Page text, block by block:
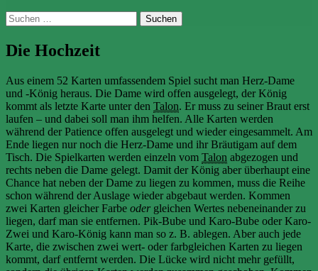
Suchen
nach:
Die Hochzeit
Aus einem 52 Karten umfassendem Spiel sucht man Herz-Dame
und -König heraus. Die Dame wird offen ausgelegt, der König
kommt als letzte Karte unter den Talon. Er muss zu seiner Braut erst
laufen – und dabei soll man ihm helfen. Alle Karten werden
während der Patience offen ausgelegt und wieder eingesammelt. Am
Ende liegen nur noch die Herz-Dame und ihr Bräutigam auf dem
Tisch. Die Spielkarten werden einzeln vom Talon abgezogen und
rechts neben die Dame gelegt. Damit der König aber überhaupt eine
Chance hat neben der Dame zu liegen zu kommen, muss die Reihe
schon während der Auslage wieder abgebaut werden. Kommen
zwei Karten gleicher Farbe odergleichen Wertes nebeneinander zu
liegen, darf man sie entfernen. Pik-Bube und Karo-Bube oder Karo-
Zwei und Karo-König kann man so z. B. ablegen. Aber auch jede
Karte, die zwischen zwei wert- oder farbgleichen Karten zu liegen
kommt, darf entfernt werden. Die Lücke wird nicht mehr gefüllt,